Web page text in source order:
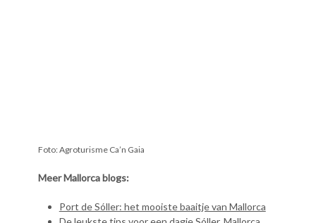
Foto: Agroturisme Ca’n Gaia
Meer Mallorca blogs:
Port de Sóller: het mooiste baaitje van Mallorca